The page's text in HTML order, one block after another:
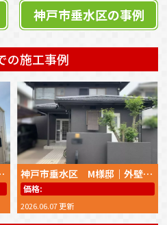
神戸市垂水区の事例
の施工事例
声をいただきました｜2026年5月完工 神戸市垂水区 M様邸｜外壁塗装・屋根塗装｜ウィザードコッパー色でイメージ通りの外観へ！大満足のお声をいただきました 2026年4月完工
価格:
2026.06.07 更新